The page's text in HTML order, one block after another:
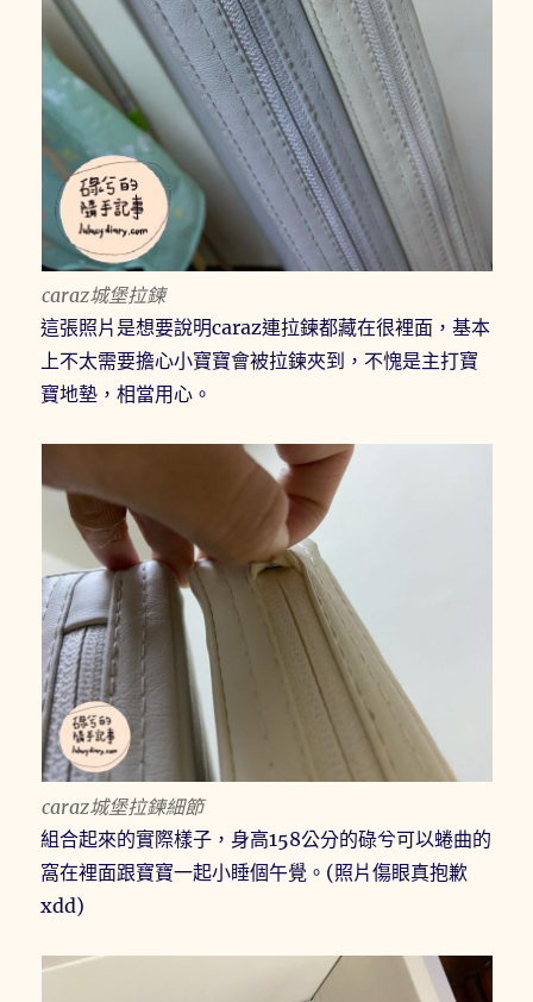
caraz城堡拉鍊
這張照片是想要說明caraz連拉鍊都藏在很裡面，基本
上不太需要擔心小寶寶會被拉鍊夾到，不愧是主打寶
寶地墊，相當用心。
caraz城堡拉鍊細節
組合起來的實際樣子，身高158公分的碌兮可以蜷曲的
窩在裡面跟寶寶一起小睡個午覺。(照片傷眼真抱歉
xdd)